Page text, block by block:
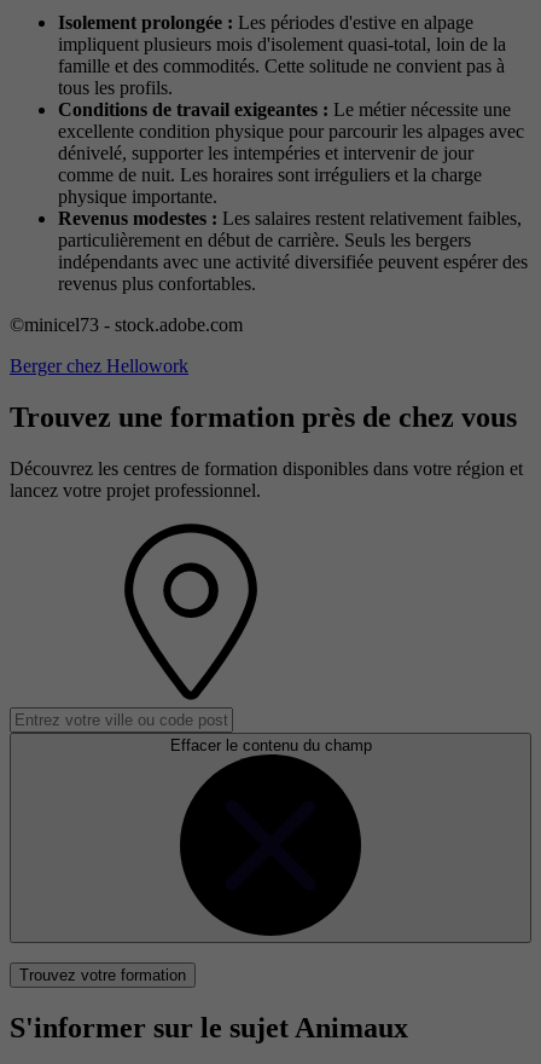
Isolement prolongée : Les périodes d'estive en alpage
impliquent plusieurs mois d'isolement quasi-total, loin de la
famille et des commodités. Cette solitude ne convient pas à
tous les profils.
Conditions de travail exigeantes : Le métier nécessite une
excellente condition physique pour parcourir les alpages avec
dénivelé, supporter les intempéries et intervenir de jour
comme de nuit. Les horaires sont irréguliers et la charge
physique importante.
Revenus modestes : Les salaires restent relativement faibles,
particulièrement en début de carrière. Seuls les bergers
indépendants avec une activité diversifiée peuvent espérer des
revenus plus confortables.
©minicel73 - stock.adobe.com
Berger chez Hellowork
Trouvez une formation près de chez vous
Découvrez les centres de formation disponibles dans votre région et
lancez votre projet professionnel.
Effacer le contenu du champ
Trouvez votre formation
S'informer sur le sujet Animaux